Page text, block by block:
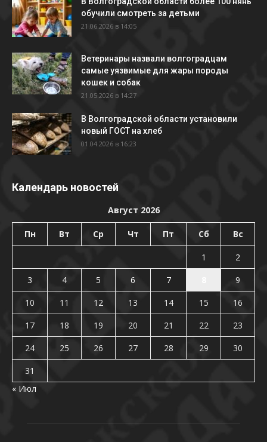
обучили смотреть за детьми
21.06.2026 в 14:05
Ветеринары назвали волгоградцам
самые уязвимые для жары породы
кошек и собак
21.05.2026 в 14:27
В Волгоградской области установили
новый ГОСТ на хлеб
01.04.2026 в 16:23
Календарь новостей
Август 2026
Пн Вт Ср Чт Пт Сб Вс
1
2
3
4 5 6 7
9
10
11 12 13 14 15
16
17
18 19 20 21 22
23
24
25 26 27 28 29
30
31
« Июл